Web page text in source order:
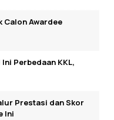
Calon Awardee
Perbedaan KKL,
Prestasi dan Skor
Ini